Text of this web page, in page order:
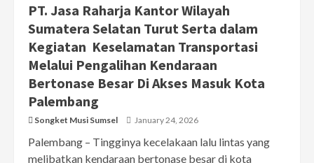
PT. Jasa Raharja Kantor Wilayah
Sumatera Selatan Turut Serta dalam
Kegiatan Keselamatan Transportasi
Melalui Pengalihan Kendaraan
Bertonase Besar Di Akses Masuk Kota
Palembang
Songket Musi Sumsel January 24, 2026
Palembang – Tingginya kecelakaan lalu lintas yang
melibatkan kendaraan bertonase besar di kota